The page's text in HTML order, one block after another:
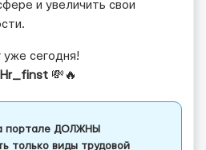
и увеличить свои
сегодня!
💸🔥
портале ДОЛЖНЫ
только виды трудовой